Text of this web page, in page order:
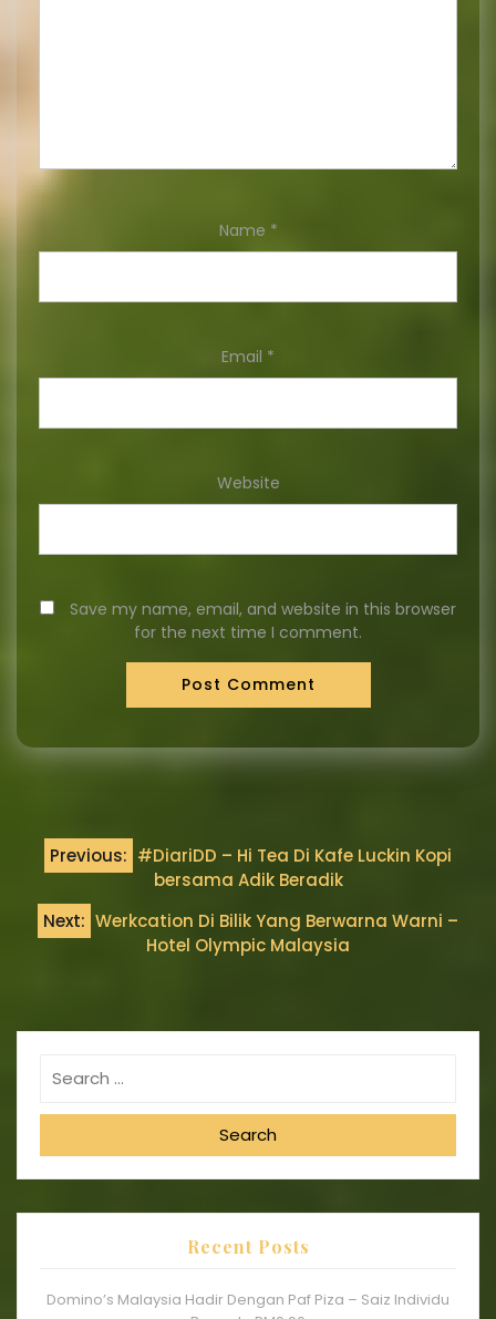
Name *
Email *
Website
Save my name, email, and website in this browser
for the next time I comment.
Previous: #DiariDD – Hi Tea Di Kafe Luckin Kopi
bersama Adik Beradik
Next: Werkcation Di Bilik Yang Berwarna Warni –
Hotel Olympic Malaysia
Search
Recent Posts
Domino’s Malaysia Hadir Dengan Paf Piza – Saiz Individu